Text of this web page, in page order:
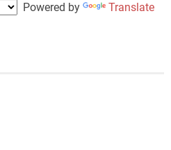
Powered by Translate